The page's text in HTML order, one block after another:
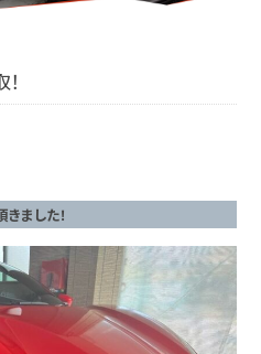
ました！